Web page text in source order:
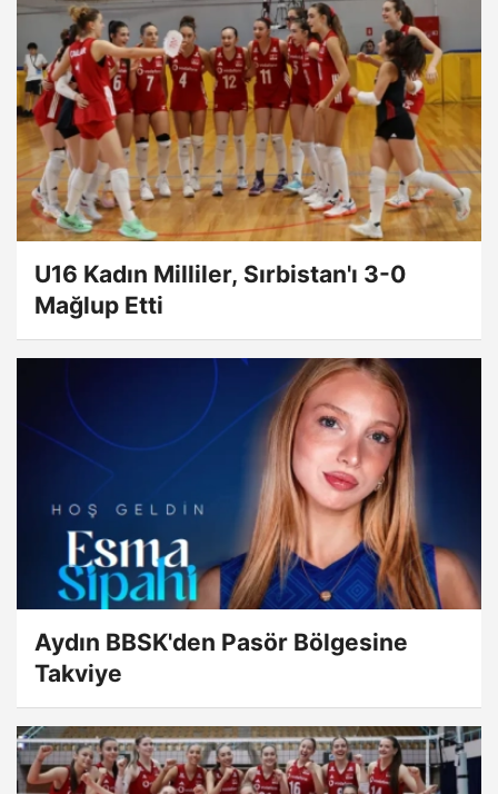
U16 Kadın Milliler, Sırbistan'ı 3-0
Mağlup Etti
Aydın BBSK'den Pasör Bölgesine
Takviye